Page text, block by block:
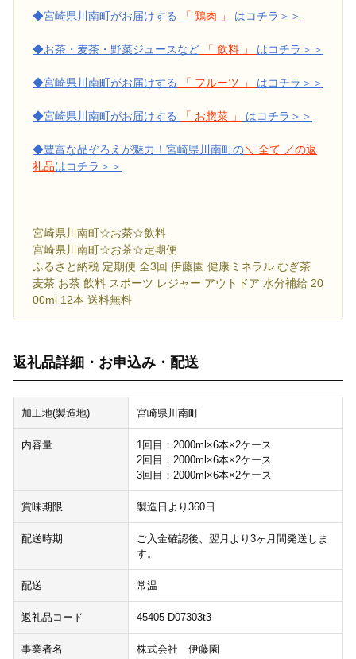
◆宮崎県川南町がお届けする 「 鶏肉 」 はコチラ＞＞
◆お茶・麦茶・野菜ジュースなど 「 飲料 」 はコチラ＞＞
◆宮崎県川南町がお届けする 「 フルーツ 」 はコチラ＞＞
◆宮崎県川南町がお届けする 「 お惣菜 」 はコチラ＞＞
◆豊富な品ぞろえが魅力！宮崎県川南町の＼ 全て ／の返
礼品はコチラ＞＞
宮崎県川南町☆お茶☆飲料
宮崎県川南町☆お茶☆定期便
ふるさと納税 定期便 全3回 伊藤園 健康ミネラル むぎ茶
麦茶 お茶 飲料 スポーツ レジャー アウトドア 水分補給 20
00ml 12本 送料無料
返礼品詳細・お申込み・配送
加工地(製造地) 宮崎県川南町
内容量
1回目：2000ml×6本×2ケース
2回目：2000ml×6本×2ケース
3回目：2000ml×6本×2ケース
賞味期限 製造日より360日
配送時期
ご入金確認後、翌月より3ヶ月間発送しま
す。
配送 常温
返礼品コード 45405-D07303t3
事業者名 株式会社 伊藤園